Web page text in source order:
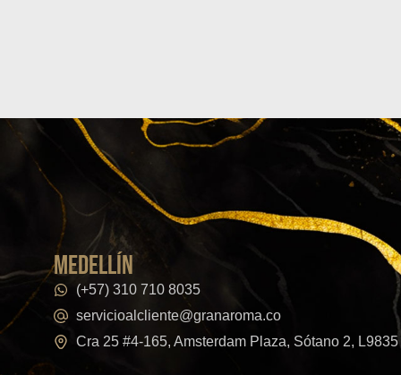
medellín
(+57) 310 710 8035
servicioalcliente@granaroma.co
Cra 25 #4-165, Amsterdam Plaza, Sótano 2, L9835